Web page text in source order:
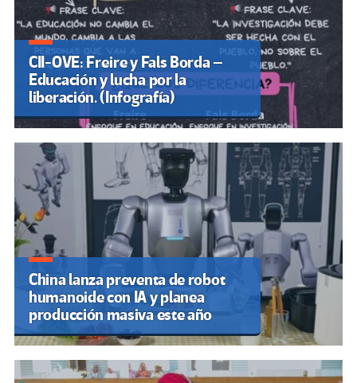
CII-OVE: Freire y Fals Borda –
Educación y lucha por la
liberación. (Infografía)
China lanza preventa de robot
humanoide con IA y planea
producción masiva este año